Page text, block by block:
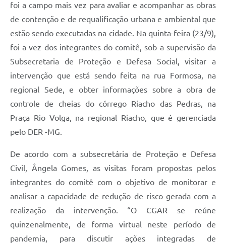
foi a campo mais vez para avaliar e acompanhar as obras
de contenção e de requalificação urbana e ambiental que
estão sendo executadas na cidade. Na quinta-feira (23/9),
foi a vez dos integrantes do comitê, sob a supervisão da
Subsecretaria de Proteção e Defesa Social, visitar a
intervenção que está sendo feita na rua Formosa, na
regional Sede, e obter informações sobre a obra de
controle de cheias do córrego Riacho das Pedras, na
Praça Rio Volga, na regional Riacho, que é gerenciada
pelo DER -MG.
De acordo com a subsecretária de Proteção e Defesa
Civil, Ângela Gomes, as visitas foram propostas pelos
integrantes do comitê com o objetivo de monitorar e
analisar a capacidade de redução de risco gerada com a
realização da intervenção. “O CGAR se reúne
quinzenalmente, de forma virtual neste período de
pandemia, para discutir ações integradas de